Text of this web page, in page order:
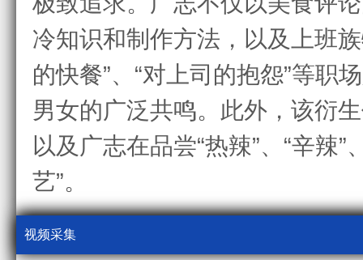
冷知识和制作方法，以及上班
的快餐”、“对上司的抱怨”等职
男女的广泛共鸣。此外，该衍
以及广志在品尝“热辣”、“辛辣
艺”。
视频采集